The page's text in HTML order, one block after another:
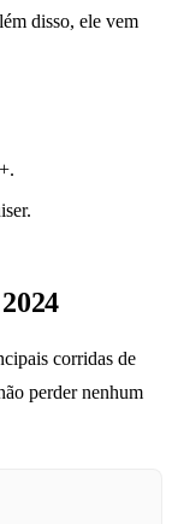
disso, ele vem
corridas de
perder nenhum